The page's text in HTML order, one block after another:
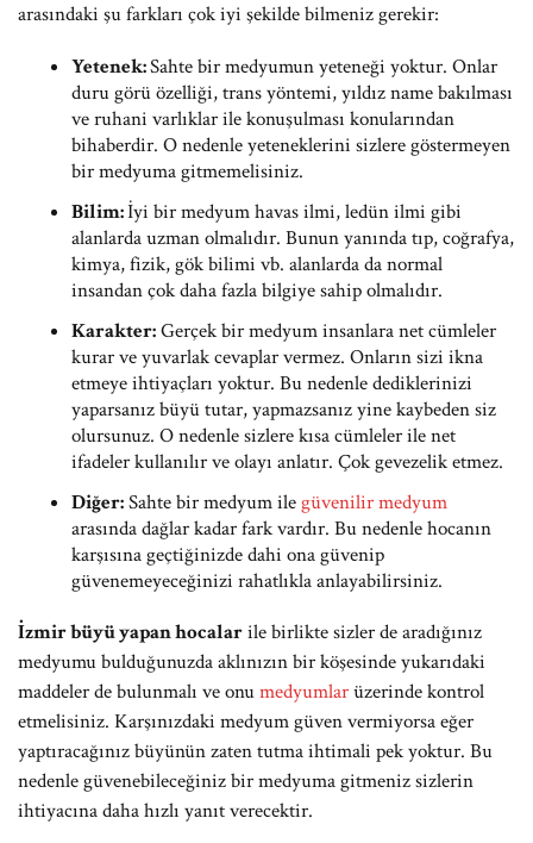
arasındaki şu farkları çok iyi şekilde bilmeniz gerekir:
Yetenek:Sahte bir medyumun yeteneği yoktur. Onlar
duru görü özelliği, trans yöntemi, yıldız name bakılması
ve ruhani varlıklar ile konuşulması konularından
bihaberdir. O nedenle yeteneklerini sizlere göstermeyen
bir medyuma gitmemelisiniz.
Bilim:İyi bir medyum havas ilmi, ledün ilmi gibi
alanlarda uzman olmalıdır. Bunun yanında tıp, coğrafya,
kimya, fizik, gök bilimi vb. alanlarda da normal
insandan çok daha fazla bilgiye sahip olmalıdır.
Karakter:Gerçek bir medyum insanlara net cümleler
kurar ve yuvarlak cevaplar vermez. Onların sizi ikna
etmeye ihtiyaçları yoktur. Bu nedenle dediklerinizi
yaparsanız büyü tutar, yapmazsanız yine kaybeden siz
olursunuz. O nedenle sizlere kısa cümleler ile net
ifadeler kullanılır ve olayı anlatır. Çok gevezelik etmez.
Diğer:Sahte bir medyum ilegüvenilir medyum
arasında dağlar kadar fark vardır. Bu nedenle hocanın
karşısına geçtiğinizde dahi ona güvenip
güvenemeyeceğinizi rahatlıkla anlayabilirsiniz.
İzmir büyü yapan hocalarile birlikte sizler de aradığınız
medyumu bulduğunuzda aklınızın bir köşesinde yukarıdaki
maddeler de bulunmalı ve onumedyumlarüzerinde kontrol
etmelisiniz. Karşınızdaki medyum güven vermiyorsa eğer
yaptıracağınız büyünün zaten tutma ihtimali pek yoktur. Bu
nedenle güvenebileceğiniz bir medyuma gitmeniz sizlerin
ihtiyacına daha hızlı yanıt verecektir.